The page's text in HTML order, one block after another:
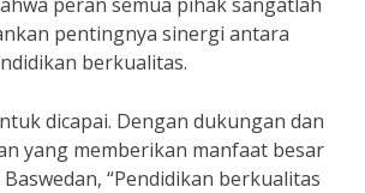
pentingnya sinergi antara
berkualitas.
dicapai. Dengan dukungan dan
yang memberikan manfaat besar
“Pendidikan berkualitas